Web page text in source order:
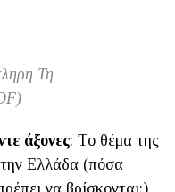
Τη
άξονες: Το θέμα της
Ελλάδα (πόσα